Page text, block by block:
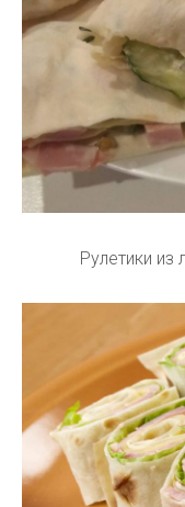
Рулетики